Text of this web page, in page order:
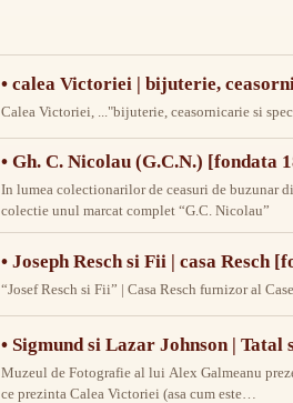
• calea Victoriei | bijuterie,
Calea Victoriei, ..."bijuterie, ceasornicarie si
• Gh. C. Nicolau (G.C.N.) [fondata
In lumea colectionarilor de ceasuri de buzunar
colectie unul marcat complet “G.C. Nicolau”
• Joseph Resch si Fii | casa Resch
“Josef Resch si Fii” | Casa Resch furnizor al
• Sigmund si Lazar Johnson | Tatal
Muzeul de Fotografie al lui Alex Galmeanu
ce prezinta Calea Victoriei (asa cum este…